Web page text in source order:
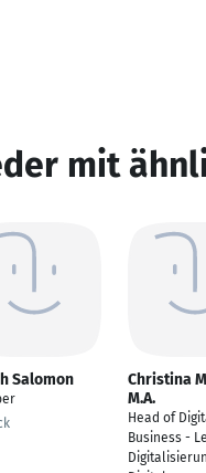
mit
Salomon
Christina
M.A.
Head of
Business -